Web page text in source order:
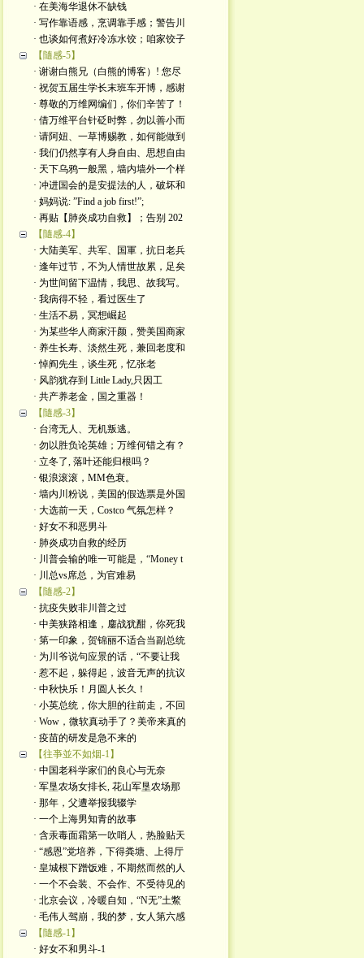
· 在美海华退休不缺钱
· 写作靠语感，烹调靠手感；警告川
· 也谈如何煮好冷冻水饺；咱家饺子
【隨感-5】
· 谢谢白熊兄（白熊的博客）! 您尽
· 祝贺五届生学长末班车开博，感谢
· 尊敬的万维网编们，你们辛苦了！
· 借万维平台针砭时弊，勿以善小而
· 请阿妞、一草博赐教，如何能做到
· 我们仍然享有人身自由、思想自由
· 天下乌鸦一般黑，墙内墙外一个样
· 冲进国会的是安提法的人，破坏和
· 妈妈说: ”Find a job first!”;
· 再贴【肺炎成功自救】；告别 202
【隨感-4】
· 大陆美军、共军、国軍，抗日老兵
· 逢年过节，不为人情世故累，足矣
· 为世间留下温情，我思、故我写。
· 我病得不轻，看过医生了
· 生活不易，冥想崛起
· 为某些华人商家汗颜，赞美国商家
· 养生长寿、淡然生死，兼回老度和
· 悼阎先生，谈生死，忆张老
· 风韵犹存到 Little Lady,只因工
· 共产养老金，国之重器！
【隨感-3】
· 台湾无人、无机叛逃。
· 勿以胜负论英雄；万维何错之有？
· 立冬了, 落叶还能归根吗？
· 银浪滚滚，MM色衰。
· 墙内川粉说，美国的假选票是外国
· 大选前一天，Costco 气氛怎样？
· 好女不和恶男斗
· 肺炎成功自救的经历
· 川普会输的唯一可能是，“Money t
· 川总vs席总，为官难易
【隨感-2】
· 抗疫失败非川普之过
· 中美狭路相逢，鏖战犹酣，你死我
· 第一印象，贺锦丽不适合当副总统
· 为川爷说句应景的话，“不要让我
· 惹不起，躲得起，波音无声的抗议
· 中秋快乐！月圆人长久！
· 小英总统，你大胆的往前走，不回
· Wow，微软真动手了？美帝来真的
· 疫苗的研发是急不来的
【往亊並不如烟-1】
· 中国老科学家们的良心与无奈
· 军垦农场女排长, 花山军垦农场那
· 那年，父遭举报我辍学
· 一个上海男知青的故事
· 含汞毒面霜第一吹哨人，热脸贴天
· “感恩”党培养，下得粪塘、上得厅
· 皇城根下蹭饭难，不期然而然的人
· 一个不会装、不会作、不受待见的
· 北京会议，冷暖自知，“N无”土鱉
· 毛伟人驾崩，我的梦，女人第六感
【隨感-1】
· 好女不和男斗-1